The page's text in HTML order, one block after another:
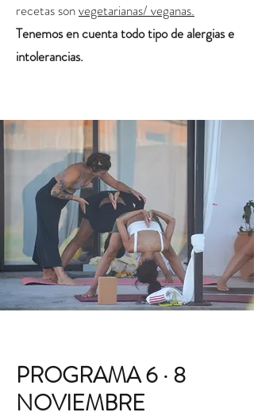
recetas sonvegetarianas/ veganas.
Tenemos en cuenta todo tipo de alergias e
intolerancias.
PROGRAMA 6 · 8
NOVIEMBRE